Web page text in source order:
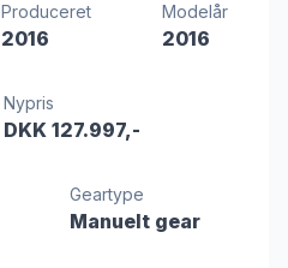
Produceret
2016
Modelår
2016
Nypris
DKK 127.997,-
Geartype
Manuelt gear